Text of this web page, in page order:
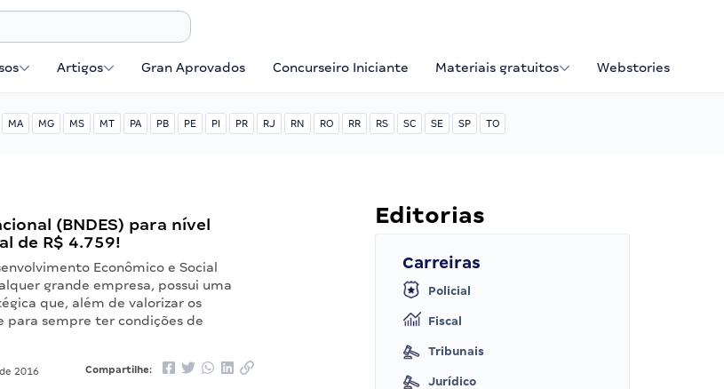
Artigos Gran Aprovados Concurseiro Iniciante Materiais gratuitos Webstories
MA MG MS MT PA PB PE PI PR RJ RN RO RR RS SC SE SP TO
(BNDES) para nível
de R$ 4.759!
Econômico e Social
grande empresa, possui uma
que, além de valorizar os
para sempre ter condições de
2016 Compartilhe:
Editorias
Carreiras
Policial
Fiscal
Tribunais
Jurídico